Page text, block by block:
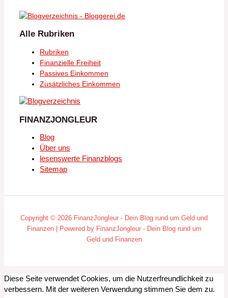
Alle Rubriken
Rubriken
Finanzielle Freiheit
Passives Einkommen
Zusätzliches Einkommen
FINANZJONGLEUR
Blog
Über uns
lesenswerte Finanzblogs
Sitemap
Copyright © 2026 FinanzJongleur - Dein Blog rund um Geld und
Finanzen | Powered by FinanzJongleur - Dein Blog rund um
Geld und Finanzen
Diese Seite verwendet Cookies, um die Nutzerfreundlichkeit zu
verbessern. Mit der weiteren Verwendung stimmen Sie dem zu.